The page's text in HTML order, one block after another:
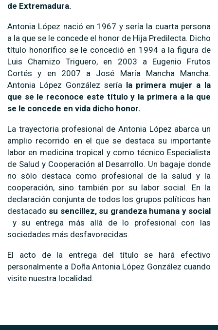
de Extremadura.
Antonia López nació en 1967 y sería la cuarta persona
a la que se le concede el honor de Hija Predilecta. Dicho
título honorífico se le concedió en 1994 a la figura de
Luis Chamizo Triguero, en 2003 a Eugenio Frutos
Cortés y en 2007 a José María Mancha Mancha.
Antonia López González sería la primera mujer a la
que se le reconoce este título y la primera a la que
se le concede en vida dicho honor.
La trayectoria profesional de Antonia López abarca un
amplio recorrido en el que se destaca su importante
labor en medicina tropical y como técnico Especialista
de Salud y Cooperación al Desarrollo. Un bagaje donde
no sólo destaca como profesional de la salud y la
cooperación, sino también por su labor social. En la
declaración conjunta de todos los grupos políticos han
destacado su sencillez, su grandeza humana y social
y su entrega más allá de lo profesional con las
sociedades más desfavorecidas.
El acto de la entrega del título se hará efectivo
personalmente a Doña Antonia López González cuando
visite nuestra localidad.